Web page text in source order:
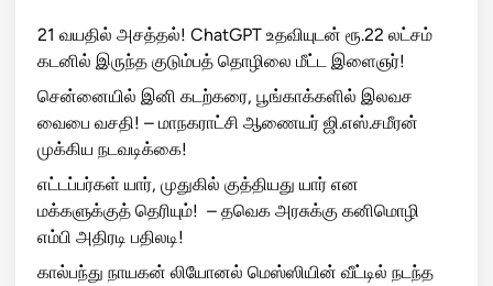
21 வயதில் அசத்தல்! ChatGPT உதவியுடன் ரூ.22 லட்சம்
கடனில் இருந்த குடும்பத் தொழிலை மீட்ட இளைஞர்!
சென்னையில் இனி கடற்கரை, பூங்காக்களில் இலவச
வைபை வசதி! – மாநகராட்சி ஆணையர் ஜி.எஸ்.சமீரன்
முக்கிய நடவடிக்கை!
எட்டப்பர்கள் யார், முதுகில் குத்தியது யார் என
மக்களுக்குத் தெரியும்! – தவெக அரசுக்கு கனிமொழி
எம்பி அதிரடி பதிலடி!
கால்பந்து நாயகன் லியோனல் மெஸ்ஸியின் வீட்டில் நடந்த